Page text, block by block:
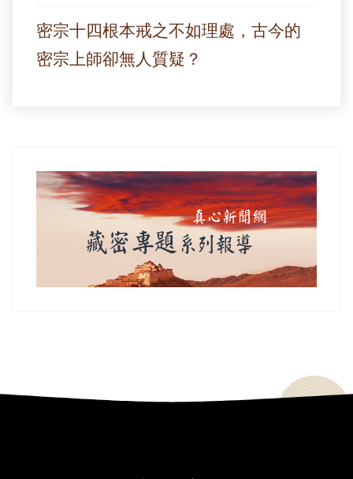
密宗十四根本戒之不如理處，古今的
密宗上師卻無人質疑？